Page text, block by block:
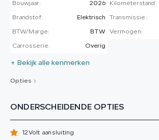
Bouwjaar: 2026 Kilometerstand
Brandstof: Elektrisch Transmissie:
BTW/Marge: BTW Vermogen:
Carrosserie: Overig
+ Bekijk alle kenmerken
Opties
ONDERSCHEIDENDE OPTIES
12Volt aansluiting